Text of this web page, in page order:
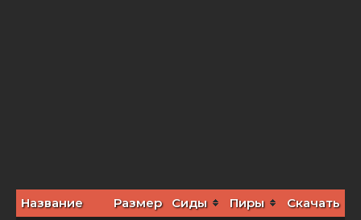
Название Размер Сиды Пиры Скачать